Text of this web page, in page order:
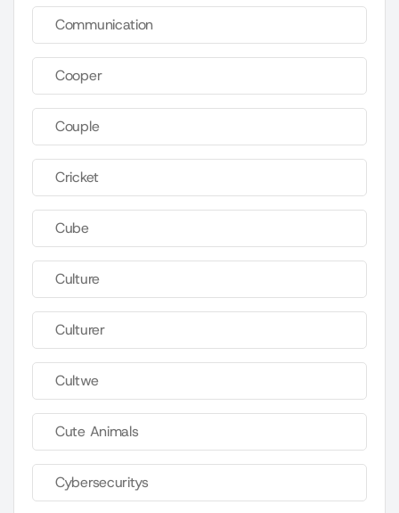
Communication
Cooper
Couple
Cricket
Cube
Culture
Culturer
Cultwe
Cute Animals
Cybersecuritys